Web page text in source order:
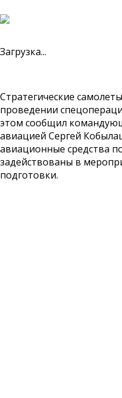
Загрузка...
Стратегические
проведении
этом сообщил
авиацией Сергей
авиационные средства
задействованы в
подготовки.